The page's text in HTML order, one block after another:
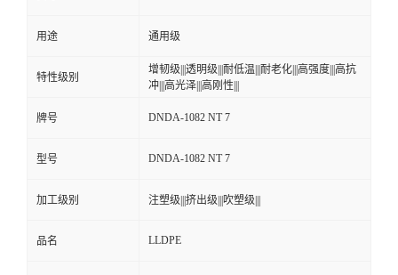
用途 通用级
特性级别
增韧级|||透明级|||耐低温|||耐老化|||高强度|||高抗
冲|||高光泽|||高刚性|||
牌号 DNDA-1082 NT 7
型号 DNDA-1082 NT 7
加工级别 注塑级|||挤出级|||吹塑级|||
品名 LLDPE